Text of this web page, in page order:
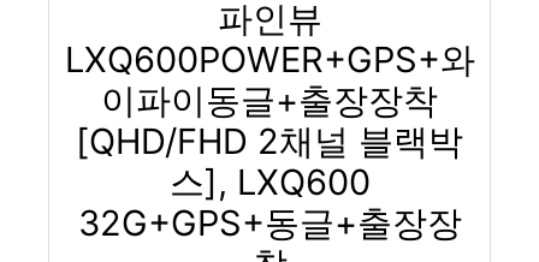
파인뷰
LXQ600POWER+GPS+와
이파이동글+출장장착
[QHD/FHD 2채널 블랙박
스], LXQ600
32G+GPS+동글+출장장